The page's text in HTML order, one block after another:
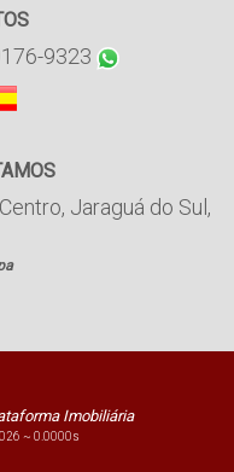
9323
Centro, Jaraguá do Sul ,
Imobiliária
~ 0.0000s